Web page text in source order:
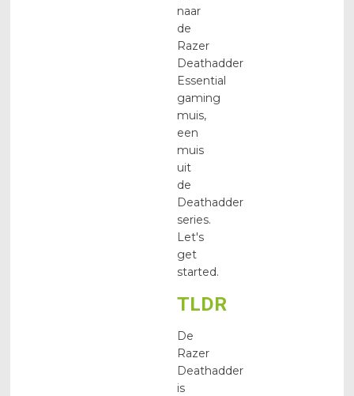
naar
de
Razer
Deathadder
Essential
gaming
muis,
een
muis
uit
de
Deathadder
series.
Let's
get
started.
TLDR
De
Razer
Deathadder
is